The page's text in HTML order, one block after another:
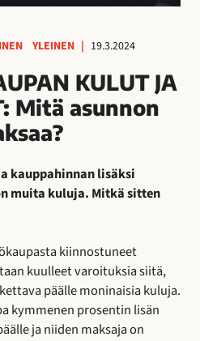
YLEINEN | 19.3.2024
KULUT JA
Mitä asunnon
kauppahinnan lisäksi
muita kuluja. Mitkä sitten
kiinnostuneet
kuulleet varoituksia siitä,
päälle moninaisia kuluja.
kymmenen prosentin lisän
ja niiden maksaja on